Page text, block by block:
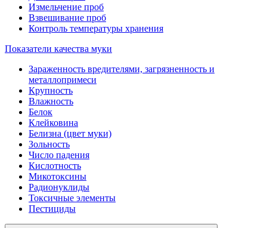
Измельчение проб
Взвешивание проб
Контроль температуры хранения
Показатели качества муки
Зараженность вредителями, загрязненность и
металлопримеси
Крупность
Влажность
Белок
Клейковина
Белизна (цвет муки)
Зольность
Число падения
Кислотность
Микотоксины
Радионуклиды
Токсичные элементы
Пестициды